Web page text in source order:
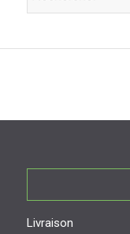
Livraison